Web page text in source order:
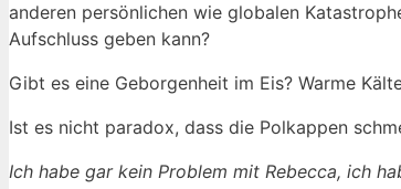
anderen persönlichen wie globalen
Aufschluss geben kann?
Gibt es eine Geborgenheit im Eis? Warme
Ist es nicht paradox, dass die Polkappen
Ich habe gar kein Problem mit Rebecca, ich